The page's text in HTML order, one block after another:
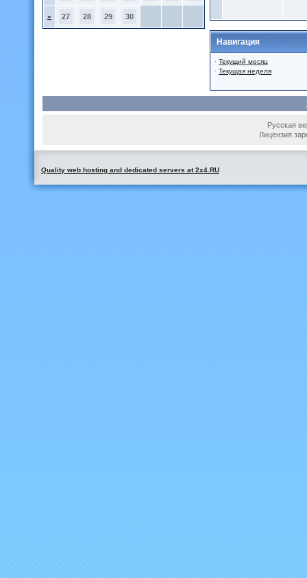
» 27 28 29 30
Навигация
· Текущий месяц
· Текущая неделя
Русская
Лицензия
Quality web hosting and dedicated servers at 2x4.RU